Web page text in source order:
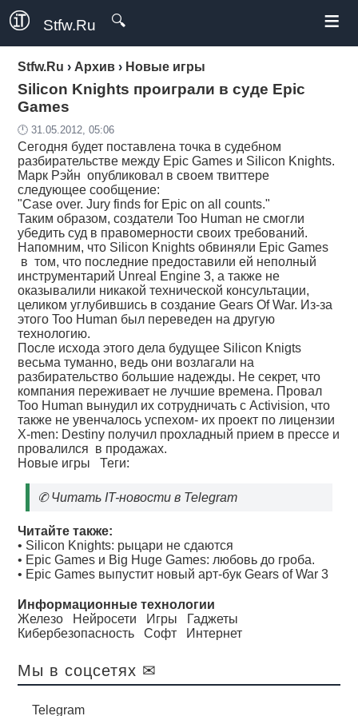
Stfw.Ru 🔍 ≡
Stfw.Ru › Архив › Новые игры
Silicon Knights проиграли в суде Epic
Games
🕛 31.05.2012, 05:06
Сегодня будет поставлена точка в судебном
разбирательстве между Epic Games и Silicon Knights.
Марк Рэйн опубликовал в своем твиттере
следующее сообщение:
"Case over. Jury finds for Epic on all counts."
Таким образом, создатели Too Human не смогли
убедить суд в правомерности своих требований.
Напомним, что Silicon Knights обвиняли Epic Games
в том, что последние предоставили ей неполный
инструментарий Unreal Engine 3, а также не
оказывалили никакой технической консультации,
целиком углубившись в создание Gears Of War. Из-за
этого Too Human был переведен на другую
технологию.
После исхода этого дела будущее Silicon Knigts
весьма туманно, ведь они возлагали на
разбирательство большие надежды. Не секрет, что
компания переживает не лучшие времена. Провал
Too Human вынудил их сотрудничать с Activision, что
также не увенчалось успехом- их проект по лицензии
X-men: Destiny получил прохладный прием в прессе и
провалился в продажах.
Новые игры Теги:
✆Читать IT-новости в Telegram
Читайте также:
• Silicon Knights: рыцари не сдаются
• Epic Games и Big Huge Games: любовь до гроба.
• Epic Games выпустит новый арт-бук Gears of War 3
Информационные технологии
Железо
Нейросети Игры
Гаджеты
Кибербезопасность
Софт Интернет
Мы в соцсетях ✉
Telegram